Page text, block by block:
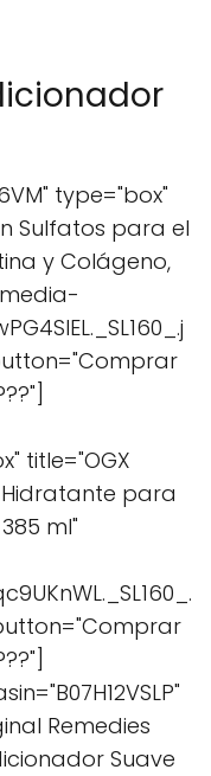
type="box"
Sulfatos para el
y Colágeno,
title="OGX
para
ml"
Remedies
Suave